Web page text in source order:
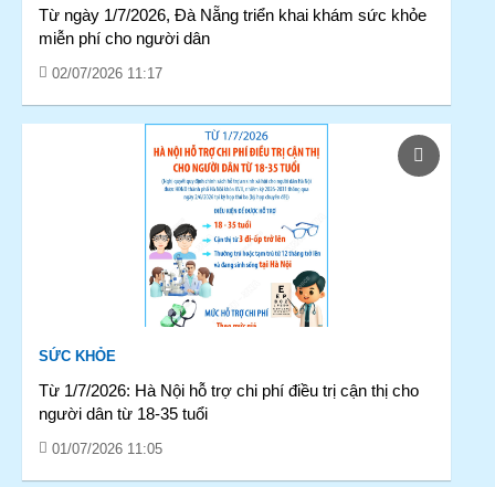
Từ ngày 1/7/2026, Đà Nẵng triển khai khám sức khỏe
miễn phí cho người dân
02/07/2026 11:17
SỨC KHỎE
Từ 1/7/2026: Hà Nội hỗ trợ chi phí điều trị cận thị cho
người dân từ 18-35 tuổi
01/07/2026 11:05